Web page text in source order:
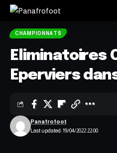
CHAMPIONNATS
Eliminatoires
Eperviers
Last updated: 19/04/2022 22:00
Panafrofoot